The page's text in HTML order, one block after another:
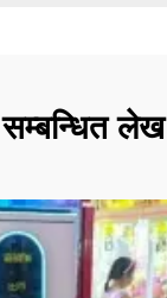
सम्बन्धित लेख